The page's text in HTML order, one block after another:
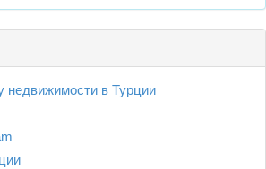
недвижимости в Турции